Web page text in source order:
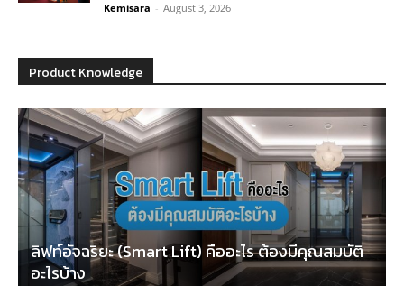
Kemisara - August 3, 2026
Product Knowledge
ลิฟท์อัจฉริยะ (Smart Lift) คืออะไร ต้องมีคุณสมบัติ
อะไรบ้าง